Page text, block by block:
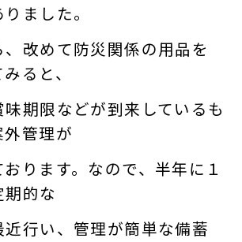
ました。
、改めて防災関係の用品を
ると、
期限などが到来しているも
管理が
ります。なので、半年に１
的な
近行い、管理が簡単な備蓄